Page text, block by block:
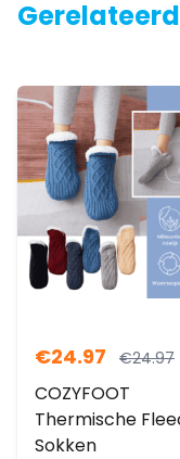
€24.97 €24.97
COZYFOOT
Thermische
Sokken